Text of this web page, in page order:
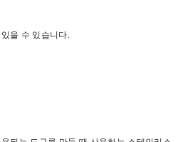
을 수 있습니다.